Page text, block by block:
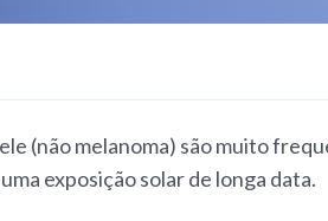
(não melanoma) são muito
exposição solar de longa data.